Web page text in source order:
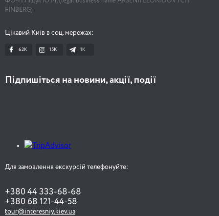
FINBERG)
Цікавий Київ в соц. мережах:
62K 15K 1К
Підпишіться на новини, акції, події
Для замовлення екскурсій телефонуйте:
+380 44 333-68-68
+380 68 121-44-58
tour@interesniy.kiev.ua